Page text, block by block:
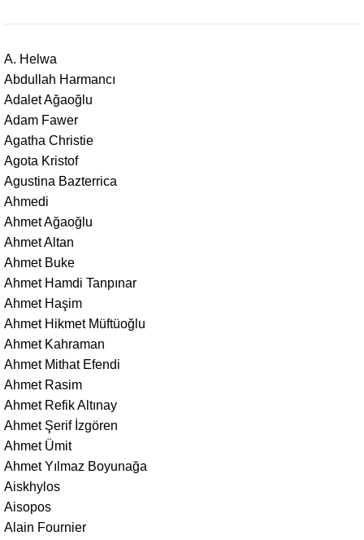
A. Helwa
Abdullah Harmancı
Adalet Ağaoğlu
Adam Fawer
Agatha Christie
Agota Kristof
Agustina Bazterrica
Ahmedi
Ahmet Ağaoğlu
Ahmet Altan
Ahmet Buke
Ahmet Hamdi Tanpınar
Ahmet Haşim
Ahmet Hikmet Müftüoğlu
Ahmet Kahraman
Ahmet Mithat Efendi
Ahmet Rasim
Ahmet Refik Altınay
Ahmet Şerif İzgören
Ahmet Ümit
Ahmet Yılmaz Boyunağa
Aiskhylos
Aisopos
Alain Fournier